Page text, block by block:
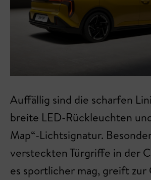
Auffällig sind die scharfen
breite LED-Rückleuchten
Map“-Lichtsignatur.
versteckten Türgriffe in der
es sportlicher mag, greift zur